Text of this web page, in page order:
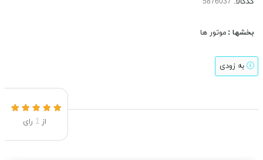
بخشها : موتور ها
به زودی
از 1 رای